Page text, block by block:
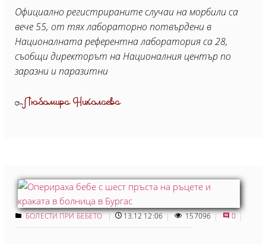
Официално регистрираните случаи на морбили са
вече 55, от тях лабораторно потвърдени в
Националната референтна лаборатория са 28,
съобщи директорът на Националния център по
заразни и паразитни
ОтЛюбомира Николаева
БОЛЕСТИ ПРИ БЕБЕТО 13.12 12:06 157096 0